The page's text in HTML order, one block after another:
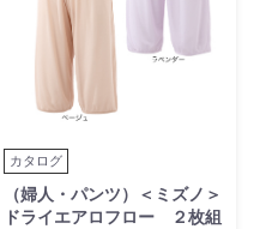
カタログ
（婦人・パンツ）＜ミズノ＞
ドライエアロフロー ２枚組